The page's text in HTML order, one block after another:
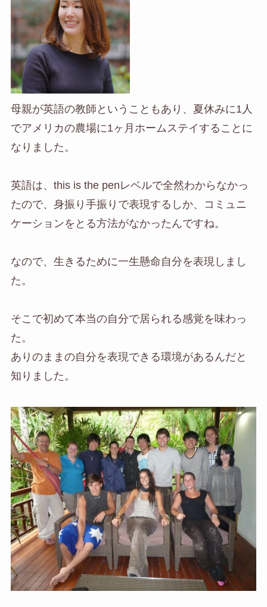
母親が英語の教師ということもあり、夏休みに1人
でアメリカの農場に1ヶ月ホームステイすることに
なりました。
英語は、this is the penレベルで全然わからなかっ
たので、身振り手振りで表現するしか、コミュニ
ケーションをとる方法がなかったんですね。
なので、生きるために一生懸命自分を表現しまし
た。
そこで初めて本当の自分で居られる感覚を味わっ
た。
ありのままの自分を表現できる環境があるんだと
知りました。